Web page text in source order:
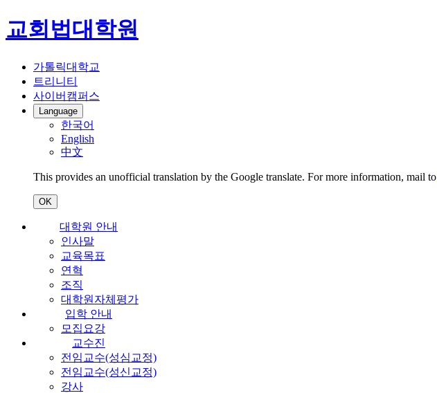
교회법대학원
가톨릭대학교
트리니티
사이버캠퍼스
Language
한국어
English
中文
This provides an unofficial translation by the Google translate. For more information, mail to
OK
대학원 안내
인사말
교육목표
연혁
조직
대학원자체평가
입학 안내
모집요강
교수진
전임교수(성심교정)
전임교수(성신교정)
강사